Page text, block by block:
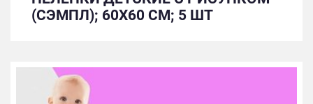
(СЭМПЛ); 60Х60 СМ; 5 ШТ